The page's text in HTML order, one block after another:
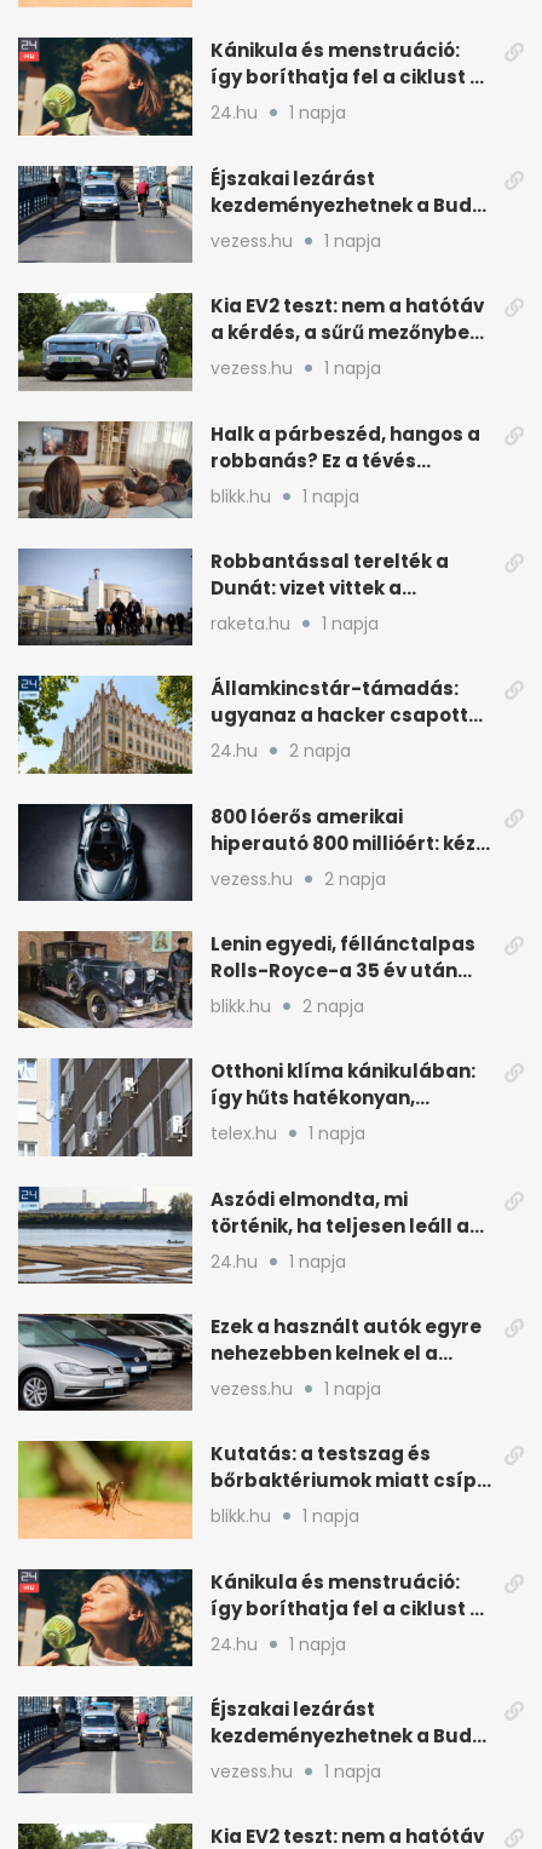
Kánikula és menstruáció:
így boríthatja fel a ciklust a
hőség
24.hu 1 napja
Éjszakai lezárást
kezdeményezhetnek a Budai
Váralagútnál Budapesten
vezess.hu 1 napja
Kia EV2 teszt: nem a hatótáv
a kérdés, a sűrű mezőnyben
dől el
vezess.hu 1 napja
Halk a párbeszéd, hangos a
robbanás? Ez a tévés
beállítás segít
blikk.hu 1 napja
Robbantással terelték a
Dunát: vizet vittek a
cernavodai atomerőmű felé
raketa.hu 1 napja
Államkincstár-támadás:
ugyanaz a hacker csapott
le, mint Romániában
24.hu 2 napja
800 lóerős amerikai
hiperautó 800 millióért: kézi
váltóval jön
vezess.hu 2 napja
Lenin egyedi, féllánctalpas
Rolls-Royce-a 35 év után
kijött a garázsból
blikk.hu 2 napja
Otthoni klíma kánikulában:
így hűts hatékonyan,
kevesebb árammal
telex.hu 1 napja
Aszódi elmondta, mi
történik, ha teljesen leáll a
paksi atomerőmű
24.hu 1 napja
Ezek a használt autók egyre
nehezebben kelnek el a
magyar piacon
vezess.hu 1 napja
Kutatás: a testszag és
bőrbaktériumok miatt csípik
inkább a szúnyogok
blikk.hu 1 napja
Kánikula és menstruáció:
így boríthatja fel a ciklust a
hőség
24.hu 1 napja
Éjszakai lezárást
kezdeményezhetnek a Budai
Váralagútnál Budapesten
vezess.hu 1 napja
Kia EV2 teszt: nem a hatótáv